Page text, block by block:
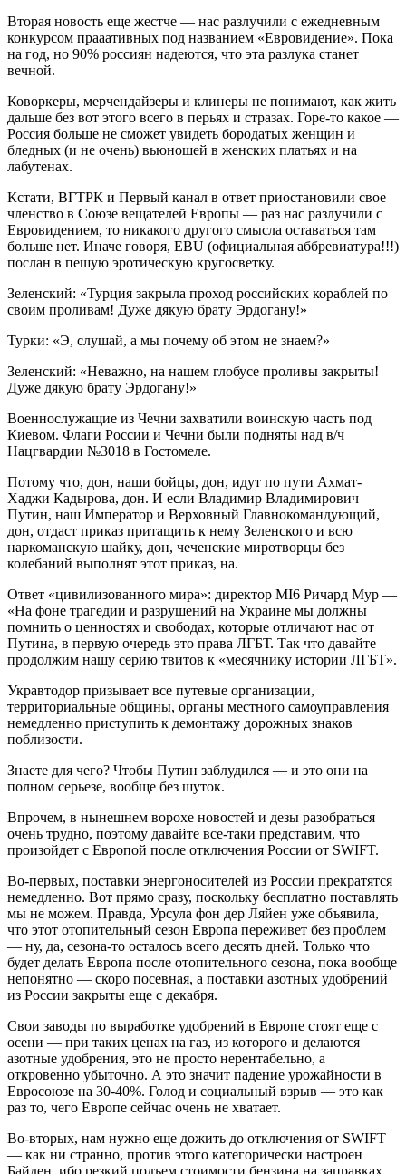
Вторая новость еще жестче — нас разлучили с ежедневным
конкурсом прааативных под названием «Евровидение». Пока
на год, но 90% россиян надеются, что эта разлука станет
вечной.
Коворкеры, мерчендайзеры и клинеры не понимают, как жить
дальше без вот этого всего в перьях и стразах. Горе-то какое —
Россия больше не сможет увидеть бородатых женщин и
бледных (и не очень) вьюношей в женских платьях и на
лабутенах.
Кстати, ВГТРК и Первый канал в ответ приостановили свое
членство в Союзе вещателей Европы — раз нас разлучили с
Евровидением, то никакого другого смысла оставаться там
больше нет. Иначе говоря, EBU (официальная аббревиатура!!!)
послан в пешую эротическую кругосветку.
Зеленский: «Турция закрыла проход российских кораблей по
своим проливам! Дуже дякую брату Эрдогану!»
Турки: «Э, слушай, а мы почему об этом не знаем?»
Зеленский: «Неважно, на нашем глобусе проливы закрыты!
Дуже дякую брату Эрдогану!»
Военнослужащие из Чечни захватили воинскую часть под
Киевом. Флаги России и Чечни были подняты над в/ч
Нацгвардии №3018 в Гостомеле.
Потому что, дон, наши бойцы, дон, идут по пути Ахмат-
Хаджи Кадырова, дон. И если Владимир Владимирович
Путин, наш Император и Верховный Главнокомандующий,
дон, отдаст приказ притащить к нему Зеленского и всю
наркоманскую шайку, дон, чеченские миротворцы без
колебаний выполнят этот приказ, на.
Ответ «цивилизованного мира»: директор MI6 Ричард Мур —
«На фоне трагедии и разрушений на Украине мы должны
помнить о ценностях и свободах, которые отличают нас от
Путина, в первую очередь это права ЛГБТ. Так что давайте
продолжим нашу серию твитов к «месячнику истории ЛГБТ».
Укравтодор призывает все путевые организации,
территориальные общины, органы местного самоуправления
немедленно приступить к демонтажу дорожных знаков
поблизости.
Знаете для чего? Чтобы Путин заблудился — и это они на
полном серьезе, вообще без шуток.
Впрочем, в нынешнем ворохе новостей и дезы разобраться
очень трудно, поэтому давайте все-таки представим, что
произойдет с Европой после отключения России от SWIFT.
Во-первых, поставки энергоносителей из России прекратятся
немедленно. Вот прямо сразу, поскольку бесплатно поставлять
мы не можем. Правда, Урсула фон дер Ляйен уже объявила,
что этот отопительный сезон Европа переживет без проблем
— ну, да, сезона-то осталось всего десять дней. Только что
будет делать Европа после отопительного сезона, пока вообще
непонятно — скоро посевная, а поставки азотных удобрений
из России закрыты еще с декабря.
Свои заводы по выработке удобрений в Европе стоят еще с
осени — при таких ценах на газ, из которого и делаются
азотные удобрения, это не просто нерентабельно, а
откровенно убыточно. А это значит падение урожайности в
Евросоюзе на 30-40%. Голод и социальный взрыв — это как
раз то, чего Европе сейчас очень не хватает.
Во-вторых, нам нужно еще дожить до отключения от SWIFT
— как ни странно, против этого категорически настроен